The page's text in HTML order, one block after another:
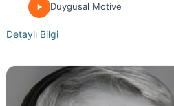
Duygusal Motive
Detaylı Bilgi